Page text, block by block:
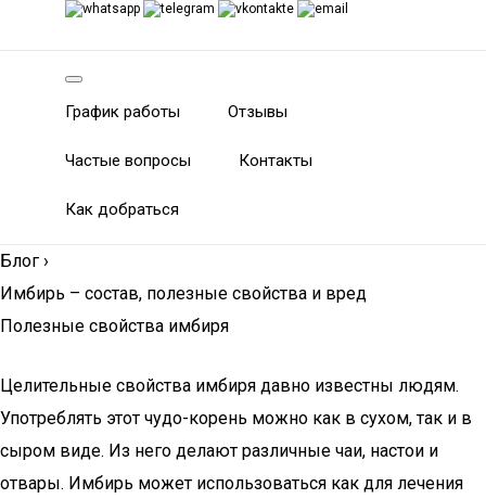
График работы Отзывы
Частые вопросы Контакты
Как добраться
Блог ›
Имбирь – состав, полезные свойства и вред
Полезные свойства имбиря
Целительные свойства имбиря давно известны людям.
Употреблять этот чудо-корень можно как в сухом, так и в
сыром виде. Из него делают различные чаи, настои и
отвары. Имбирь может использоваться как для лечения